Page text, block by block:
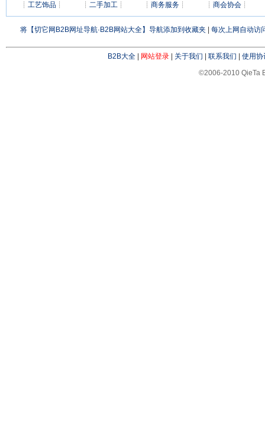
┊ 工艺饰品 ┊ ┊ 二手加工 ┊ ┊ 商务服务 ┊ ┊ 商会协会┊
将【切它网B2B网址导航·B2B网站大全】导航添加到收藏夹 每次上网自动访
B2B大全| 网站登录| 关于我们 联系我们
使用协
©2006-2010 QieTa